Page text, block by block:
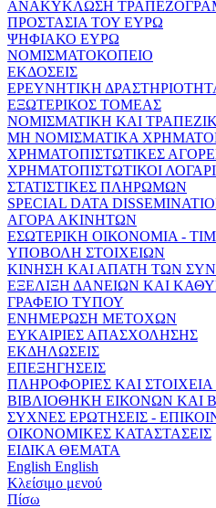
ΑΝΑΚΥΚΛΩΣΗ
ΠΡΟΣΤΑΣΙΑ ΤΟΥ ΕΥΡΩ
ΨΗΦΙΑΚΟ ΕΥΡΩ
ΝΟΜΙΣΜΑΤΟΚΟΠΕΙΟ
ΕΚΔΟΣΕΙΣ
ΕΡΕΥΝΗΤΙΚΗ
ΕΞΩΤΕΡΙΚΟΣ ΤΟΜΕΑΣ
ΝΟΜΙΣΜΑΤΙΚΗ ΚΑΙ
ΜΗ ΝΟΜΙΣΜΑΤΙΚΑ
ΧΡΗΜΑΤΟΠΙΣΤΩΤΙΚΕΣ
ΧΡΗΜΑΤΟΠΙΣΤΩΤΙΚΟΙ
ΣΤΑΤΙΣΤΙΚΕΣ ΠΛΗΡΩΜΩΝ
SPECIAL DATA
ΑΓΟΡΑ ΑΚΙΝΗΤΩΝ
ΕΣΩΤΕΡΙΚΗ ΟΙΚΟΝΟΜΙΑ -
ΥΠΟΒΟΛΗ ΣΤΟΙΧΕΙΩΝ
ΚΙΝΗΣΗ ΚΑΙ ΑΠΑΤΗ ΤΩΝ
ΕΞΕΛΙΞΗ ΔΑΝΕΙΩΝ ΚΑΙ
ΓΡΑΦΕΙΟ ΤΥΠΟΥ
ΕΝΗΜΕΡΩΣΗ ΜΕΤΟΧΩΝ
ΕΥΚΑΙΡΙΕΣ ΑΠΑΣΧΟΛΗΣΗΣ
ΕΚΔΗΛΩΣΕΙΣ
ΕΠΕΞΗΓΗΣΕΙΣ
ΠΛΗΡΟΦΟΡΙΕΣ ΚΑΙ
ΒΙΒΛΙΟΘΗΚΗ ΕΙΚΟΝΩΝ ΚΑΙ
ΣΥΧΝΕΣ ΕΡΩΤΗΣΕΙΣ -
ΟΙΚΟΝΟΜΙΚΕΣ ΚΑΤΑΣΤΑΣΕΙΣ
ΕΙΔΙΚΑ ΘΕΜΑΤΑ
English English
Κλείσιμο μενού
Πίσω